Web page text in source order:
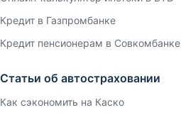
Кредит в Газпромбанке
Кредит пенсионерам в Совкомбанке
Статьи об автостраховании
Как сэкономить на Каско